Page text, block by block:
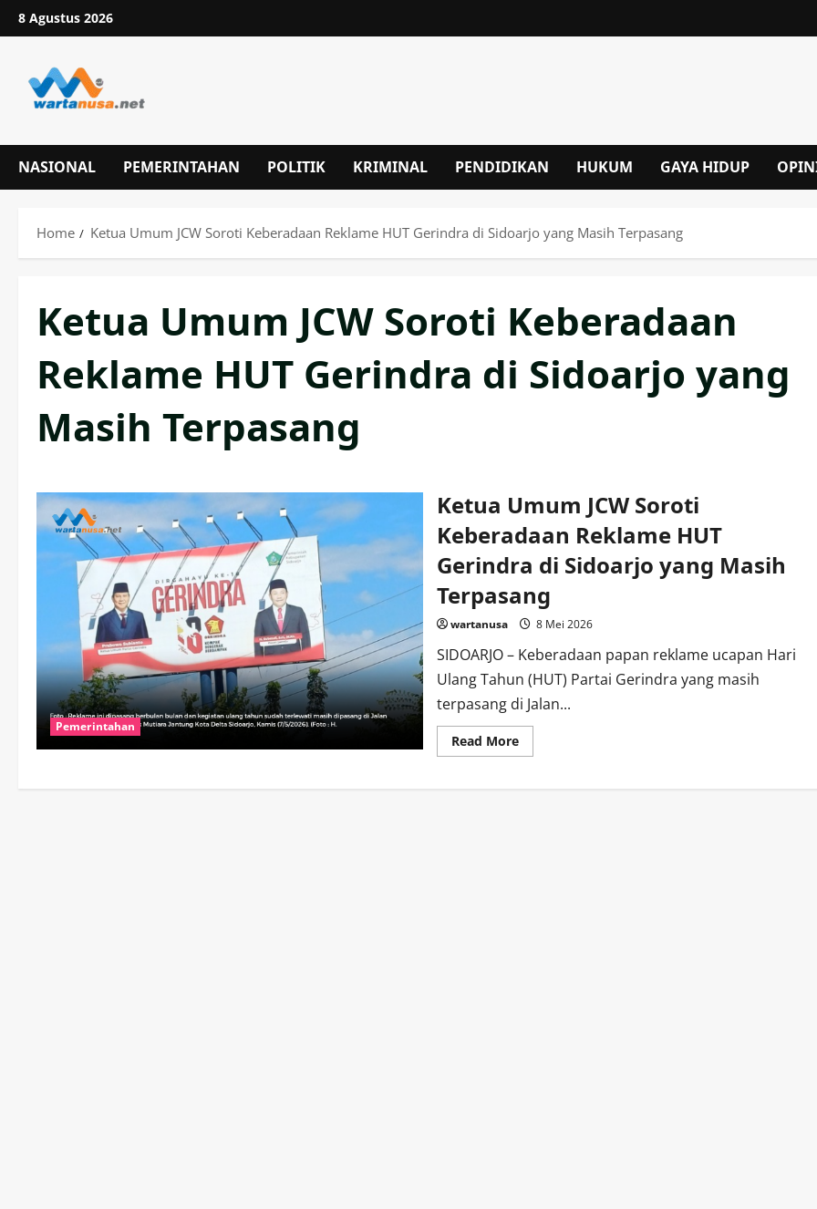
Skip
to
8 Agustus 2026
NASIONAL PEMERINTAHAN POLITIK KRIMINAL PENDIDIKAN HUKUM GAYA HIDUP
Home Ketua Umum JCW Soroti Keberadaan Reklame HUT Gerindra di Sidoarjo yang Masih Terpasang
Ketua Umum JCW Soroti Keberadaan
Reklame HUT Gerindra di Sidoarjo yang
Masih Terpasang
Pemerintahan
Ketua Umum JCW Soroti
Keberadaan Reklame HUT
Gerindra di Sidoarjo yang Masih
Terpasang
wartanusa 8 Mei 2026
SIDOARJO – Keberadaan papan reklame ucapan Hari
Ulang Tahun (HUT) Partai Gerindra yang masih
terpasang di Jalan...
Read MoreRead
more
Umum